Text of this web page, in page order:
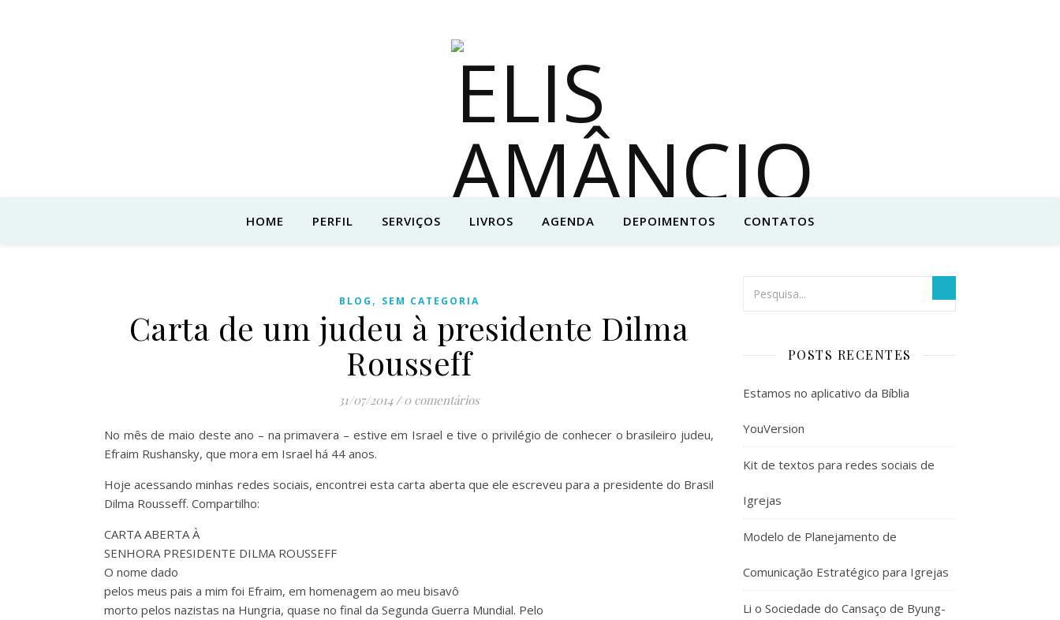
HOME PERFIL SERVIÇOS LIVROS AGENDA DEPOIMENTOS CONTATOS
BLOG , SEM CATEGORIA
Carta de um judeu à presidente Dilma
Rousseff
31/07/2014 / 0 comentários
No mês de maio deste ano – na primavera – estive em Israel e tive o privilégio de conhecer o brasileiro judeu,
Efraim Rushansky, que mora em Israel há 44 anos.
Hoje acessando minhas redes sociais, encontrei esta carta aberta que ele escreveu para a presidente do Brasil
Dilma Rousseff. Compartilho:
CARTA ABERTA À
SENHORA PRESIDENTE DILMA ROUSSEFF
O nome dado
pelos meus pais a mim foi Efraim, em homenagem ao meu bisavô
morto pelos nazistas na Hungria, quase no final da Segunda Guerra Mundial. Pelo
POSTS RECENTES
Estamos no aplicativo da Bíblia
YouVersion
Kit de textos para redes sociais de
Igrejas
Modelo de Planejamento de
Comunicação Estratégico para Igrejas
Li o Sociedade do Cansaço de Byung-